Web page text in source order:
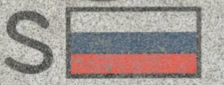
Стриминга С Нескольких Камер, Но Не